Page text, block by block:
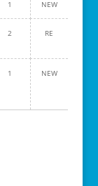
1 NEW
2 RE
1 NEW